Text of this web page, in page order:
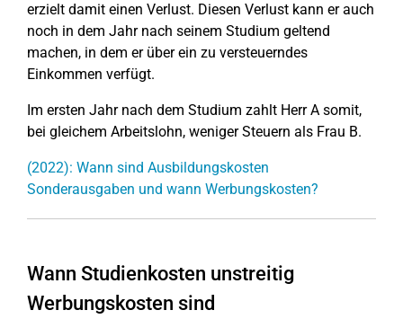
erzielt damit einen Verlust. Diesen Verlust kann er auch
noch in dem Jahr nach seinem Studium geltend
machen, in dem er über ein zu versteuerndes
Einkommen verfügt.
Im ersten Jahr nach dem Studium zahlt Herr A somit,
bei gleichem Arbeitslohn, weniger Steuern als Frau B.
(2022): Wann sind Ausbildungskosten
Sonderausgaben und wann Werbungskosten?
Wann Studienkosten unstreitig
Werbungskosten sind